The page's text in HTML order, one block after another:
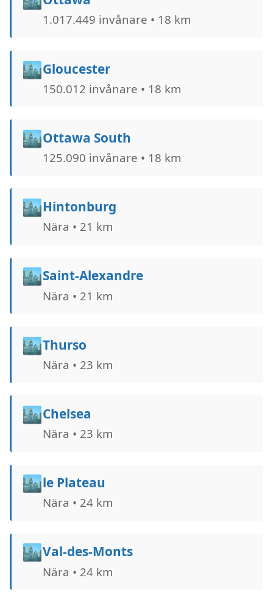
1.017.449 invånare • 18 km
🏙️Gloucester
150.012 invånare • 18 km
🏙️Ottawa South
125.090 invånare • 18 km
🏙️Hintonburg
Nära • 21 km
🏙️Saint-Alexandre
Nära • 21 km
🏙️Thurso
Nära • 23 km
🏙️Chelsea
Nära • 23 km
🏙️le Plateau
Nära • 24 km
🏙️Val-des-Monts
Nära • 24 km